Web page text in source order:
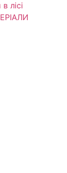
лісі